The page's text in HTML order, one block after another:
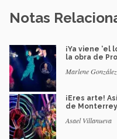
Notas
¡Ya viene
la obra de
Marlene González
¡Eres arte!
de Monterrey
Asael Villanueva